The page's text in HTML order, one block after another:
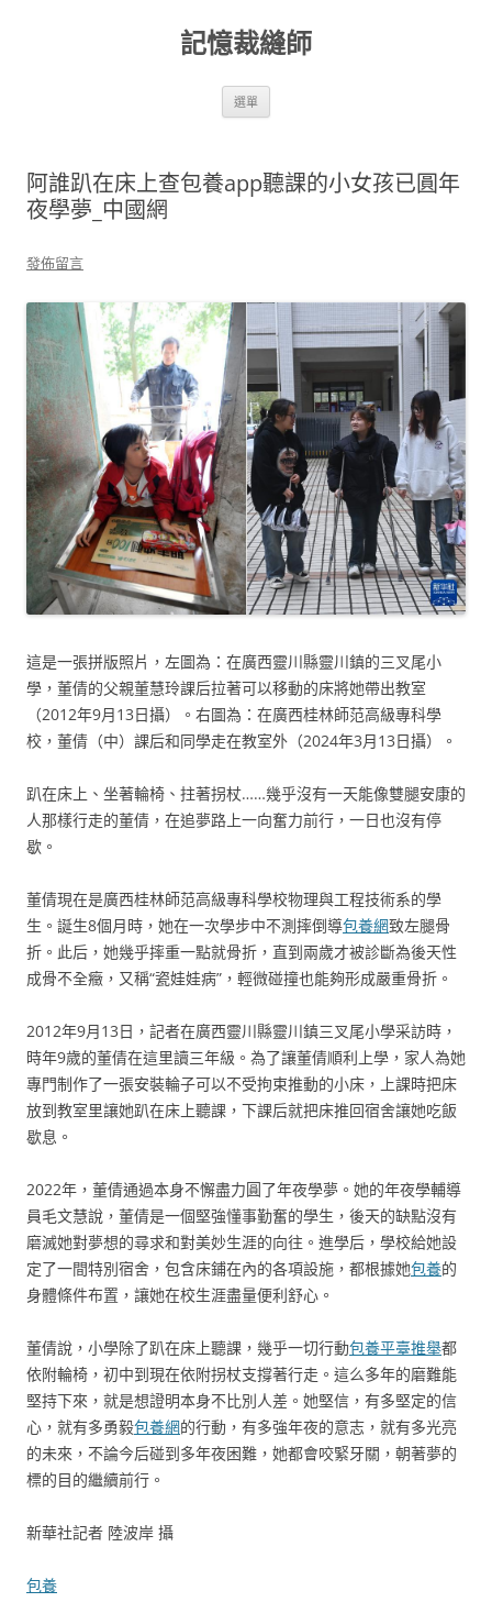
記憶裁縫師
選單
阿誰趴在床上查包養app聽課的小女孩已圓年
夜學夢_中國網
發佈留言
這是一張拼版照片，左圖為：在廣西靈川縣靈川鎮的三叉尾小
學，董倩的父親董慧玲課后拉著可以移動的床將她帶出教室
（2012年9月13日攝）。右圖為：在廣西桂林師范高級專科學
校，董倩（中）課后和同學走在教室外（2024年3月13日攝）。
趴在床上、坐著輪椅、拄著拐杖……幾乎沒有一天能像雙腿安康的
人那樣行走的董倩，在追夢路上一向奮力前行，一日也沒有停
歇。
董倩現在是廣西桂林師范高級專科學校物理與工程技術系的學
生。誕生8個月時，她在一次學步中不測摔倒導包養網致左腿骨
折。此后，她幾乎摔重一點就骨折，直到兩歲才被診斷為後天性
成骨不全癥，又稱“瓷娃娃病”，輕微碰撞也能夠形成嚴重骨折。
2012年9月13日，記者在廣西靈川縣靈川鎮三叉尾小學采訪時，
時年9歲的董倩在這里讀三年級。為了讓董倩順利上學，家人為她
專門制作了一張安裝輪子可以不受拘束推動的小床，上課時把床
放到教室里讓她趴在床上聽課，下課后就把床推回宿舍讓她吃飯
歇息。
2022年，董倩通過本身不懈盡力圓了年夜學夢。她的年夜學輔導
員毛文慧說，董倩是一個堅強懂事勤奮的學生，後天的缺點沒有
磨滅她對夢想的尋求和對美妙生涯的向往。進學后，學校給她設
定了一間特別宿舍，包含床鋪在內的各項設施，都根據她包養的
身體條件布置，讓她在校生涯盡量便利舒心。
董倩說，小學除了趴在床上聽課，幾乎一切行動包養平臺推舉都
依附輪椅，初中到現在依附拐杖支撐著行走。這么多年的磨難能
堅持下來，就是想證明本身不比別人差。她堅信，有多堅定的信
心，就有多勇毅包養網的行動，有多強年夜的意志，就有多光亮
的未來，不論今后碰到多年夜困難，她都會咬緊牙關，朝著夢的
標的目的繼續前行。
新華社記者 陸波岸 攝
包養